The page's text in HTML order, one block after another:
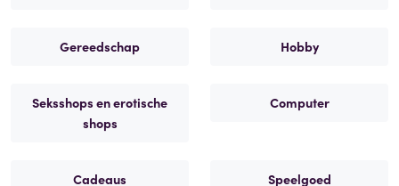
Gereedschap Hobby
Seksshops en erotische
shops
Computer
Cadeaus Speelgoed